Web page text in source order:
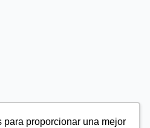
para proporcionar una mejor